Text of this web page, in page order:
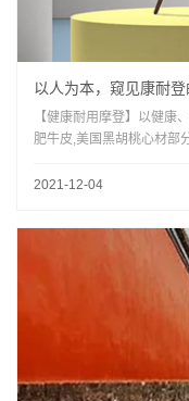
以人为本，窥见康耐
【健康耐用摩登】以健康
肥牛皮,美国黑胡桃心材部
时尚，发掘本土文化,创造
2021-12-04